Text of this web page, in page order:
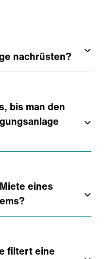
nachrüsten?
jederzeit in
ohne dass Ihr die
bis man den
Ihr’s
Zehnder
eines
– Ihr zahlt einen
filtert eine